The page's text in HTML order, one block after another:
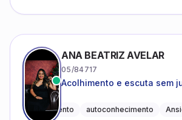
ANA BEATRIZ AVELAR
05/84717
Acolhimento e escuta sem
Acolhimento autoconhecimento